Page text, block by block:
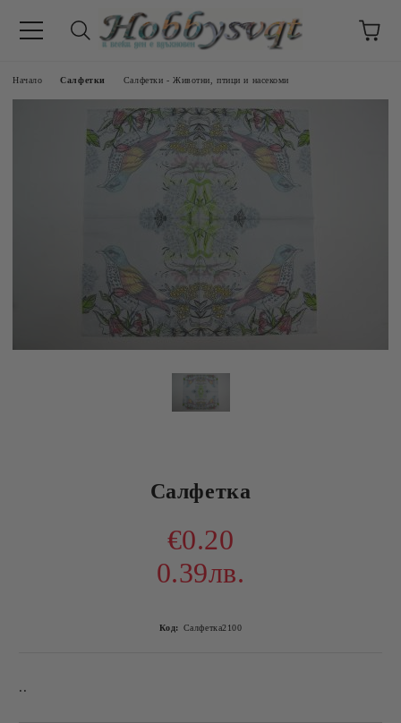
Начало Салфетки Салфетки - Животни, птици и насекоми
Салфетка
€0.20
0.39лв.
Код: Салфетка2100
..